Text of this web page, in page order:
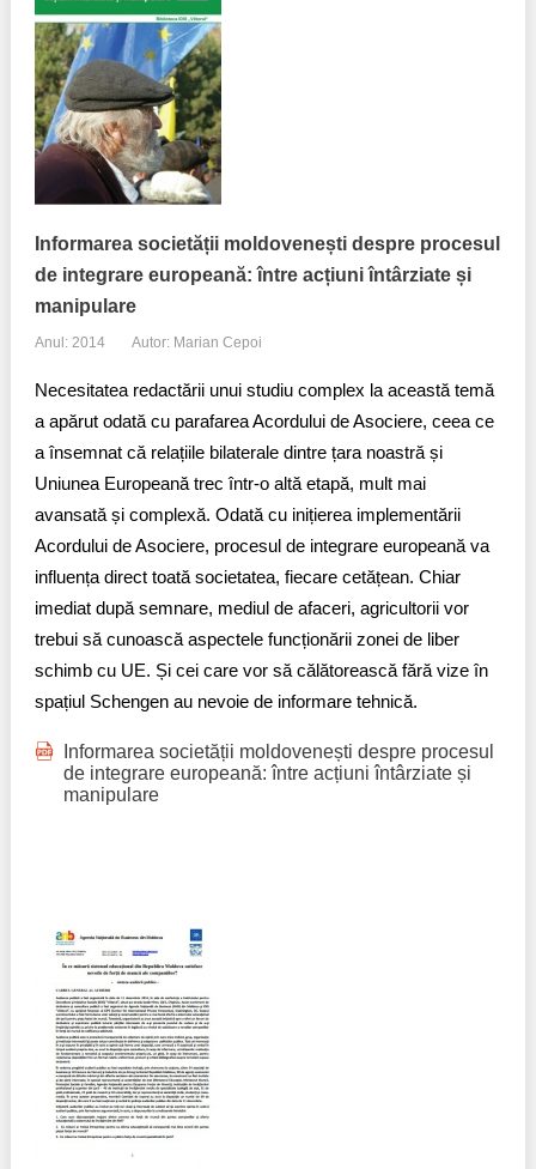
Informarea societății moldovenești despre procesul
de integrare europeană: între acțiuni întârziate și
manipulare
Anul: 2014 Autor: Marian Cepoi
Necesitatea redactării unui studiu complex la această temă
a apărut odată cu parafarea Acordului de Asociere, ceea ce
a însemnat că relațiile bilaterale dintre țara noastră și
Uniunea Europeană trec într-o altă etapă, mult mai
avansată și complexă. Odată cu inițierea implementării
Acordului de Asociere, procesul de integrare europeană va
influența direct toată societatea, fiecare cetățean. Chiar
imediat după semnare, mediul de afaceri, agricultorii vor
trebui să cunoască aspectele funcționării zonei de liber
schimb cu UE. Și cei care vor să călătorească fără vize în
spațiul Schengen au nevoie de informare tehnică.
Informarea societății moldovenești despre procesul
de integrare europeană: între acțiuni întârziate și
manipulare